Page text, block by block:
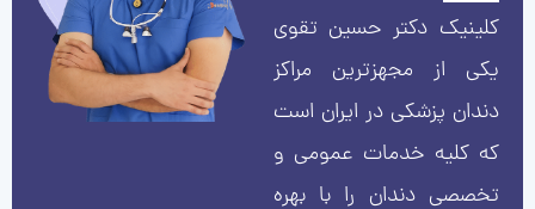
کلینیک دکتر حسین تقوی
یکی از مجهزترین مراکز
دندان پزشکی در ایران است
که کلیه خدمات عمومی و
تخصصی دندان را با بهره